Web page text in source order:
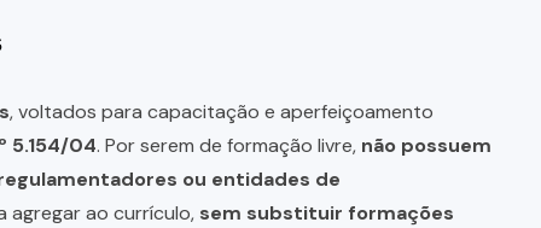
, voltados para capacitação e aperfeiçoamento
5.154/04. Por serem de formação livre, não possuem
ou entidades de
agregar ao currículo, sem substituir formações